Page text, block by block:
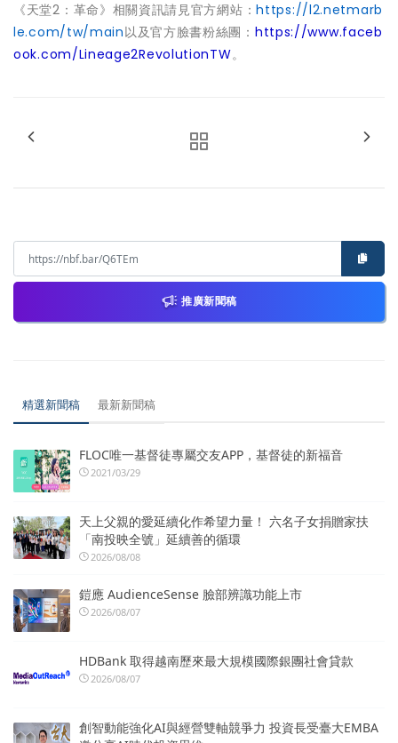
《天堂2：革命》相關資訊請見官方網站：https://l2.netmarb
le.com/tw/main以及官方臉書粉絲團： https://www.faceb
ook.com/Lineage2RevolutionTW。
推廣新聞稿
精選新聞稿 最新新聞稿
FLOC唯一基督徒專屬交友APP，基督徒的新福音
2021/03/29
天上父親的愛延續化作希望力量！ 六名子女捐贈家扶
「南投映全號」延續善的循環
2026/08/08
鎧應 AudienceSense 臉部辨識功能上市
2026/08/07
HDBank 取得越南歷來最大規模國際銀團社會貸款
2026/08/07
創智動能強化AI與經營雙軸競爭力 投資長受臺大EMBA